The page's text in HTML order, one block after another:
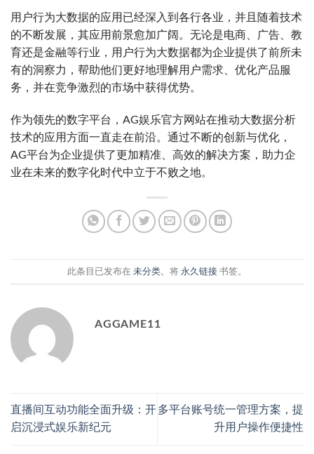
用户行为大数据的应用已经深入到各行各业，并且随着技术
的不断发展，其应用前景愈加广阔。无论是电商、广告、教
育还是金融等行业，用户行为大数据都为企业提供了前所未
有的洞察力，帮助他们更好地理解用户需求、优化产品服
务，并在竞争激烈的市场中获得优势。
作为领先的数字平台，AG娱乐官方网站在推动大数据分析
技术的应用方面一直走在前沿。通过不断的创新与优化，
AG平台为企业提供了更加精准、高效的解决方案，助力企
业在未来的数字化时代中立于不败之地。
此条目已发布在 未分类。将 永久链接 书签。
AGGAME11
直播间互动功能全面升级：开
启沉浸式娱乐新纪元
多平台账号统一管理方案，提
升用户操作便捷性